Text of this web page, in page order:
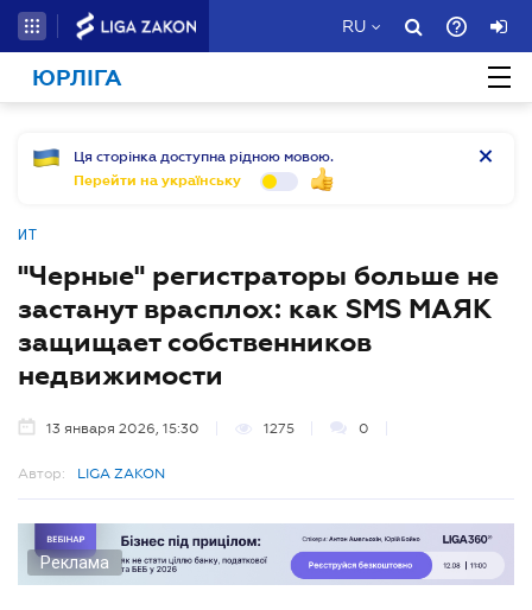
RU
ЮРЛІГА
Ця сторінка доступна рідною мовою.
Перейти на українську
ИТ
"Черные" регистраторы больше не
застанут врасплох: как SMS МАЯК
защищает собственников
недвижимости
13 января 2026, 15:30 1275 0
Автор: LIGA ZAKON
Реклама